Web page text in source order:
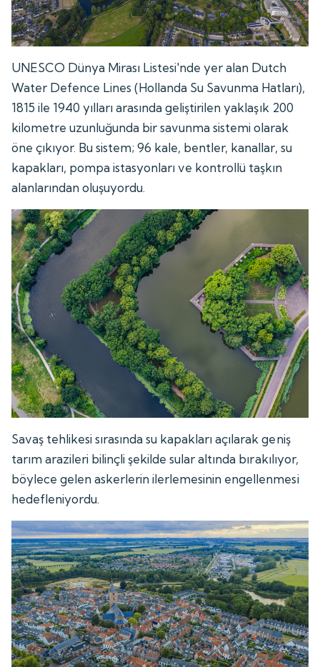
UNESCO Dünya Mirası Listesi'nde yer alan Dutch
Water Defence Lines (Hollanda Su Savunma Hatları),
1815 ile 1940 yılları arasında geliştirilen yaklaşık 200
kilometre uzunluğunda bir savunma sistemi olarak
öne çıkıyor. Bu sistem; 96 kale, bentler, kanallar, su
kapakları, pompa istasyonları ve kontrollü taşkın
alanlarından oluşuyordu.
Savaş tehlikesi sırasında su kapakları açılarak geniş
tarım arazileri bilinçli şekilde sular altında bırakılıyor,
böylece gelen askerlerin ilerlemesinin engellenmesi
hedefleniyordu.